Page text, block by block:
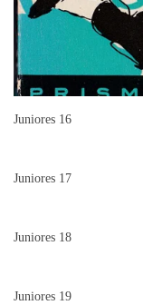
Juniores 16
Juniores 17
Juniores 18
Juniores 19